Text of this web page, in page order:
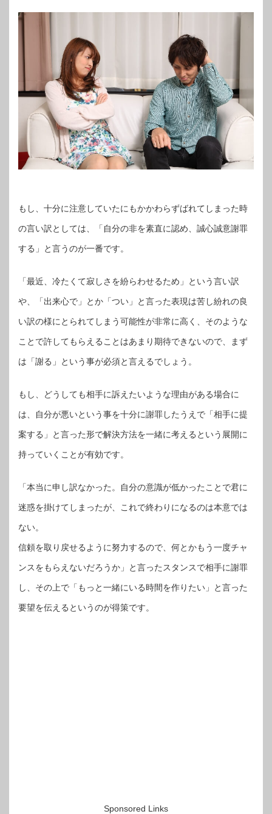
もし、十分に注意していたにもかかわらずばれてしまった時
の言い訳としては、「自分の非を素直に認め、誠心誠意謝罪
する」と言うのが一番です。
「最近、冷たくて寂しさを紛らわせるため」という言い訳
や、「出来心で」とか「つい」と言った表現は苦し紛れの良
い訳の様にとられてしまう可能性が非常に高く、そのような
ことで許してもらえることはあまり期待できないので、まず
は「謝る」という事が必須と言えるでしょう。
もし、どうしても相手に訴えたいような理由がある場合に
は、自分が悪いという事を十分に謝罪したうえで「相手に提
案する」と言った形で解決方法を一緒に考えるという展開に
持っていくことが有効です。
「本当に申し訳なかった。自分の意識が低かったことで君に
迷惑を掛けてしまったが、これで終わりになるのは本意では
ない。
信頼を取り戻せるように努力するので、何とかもう一度チャ
ンスをもらえないだろうか」と言ったスタンスで相手に謝罪
し、その上で「もっと一緒にいる時間を作りたい」と言った
要望を伝えるというのが得策です。
Sponsored Links